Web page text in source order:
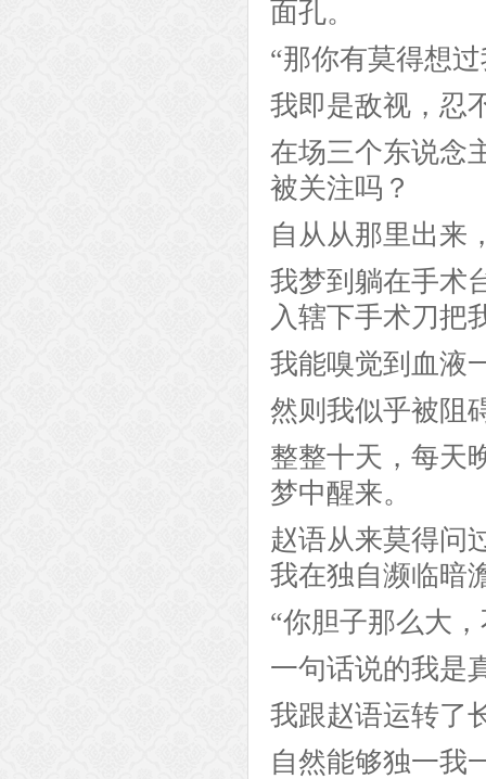
面孔。
“那你有莫得想
我即是敌视，忍
在场三个东说念
被关注吗？
自从从那里出来
我梦到躺在手术
入辖下手术刀把
我能嗅觉到血液
然则我似乎被阻
整整十天，每天
梦中醒来。
赵语从来莫得问
我在独自濒临暗
“你胆子那么大
一句话说的我是
我跟赵语运转了
自然能够独一我